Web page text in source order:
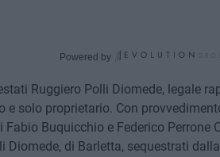
Powered by
Ruggiero Polli Diomede, legale
e solo proprietario. Con
Fabio Buquicchio e Federico Perrone
Diomede, di Barletta, sequestrati